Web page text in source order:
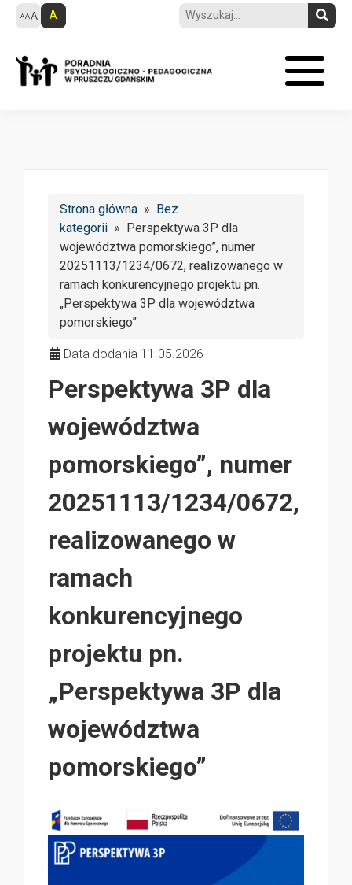
A
Strona główna » Bez
kategorii » Perspektywa 3P dla
województwa pomorskiego”, numer
20251113/1234/0672, realizowanego w
ramach konkurencyjnego projektu pn.
„Perspektywa 3P dla województwa
pomorskiego”
Data dodania 11.05.2026
Perspektywa 3P dla
województwa
pomorskiego”, numer
20251113/1234/0672,
realizowanego w
ramach
konkurencyjnego
projektu pn.
„Perspektywa 3P dla
województwa
pomorskiego”